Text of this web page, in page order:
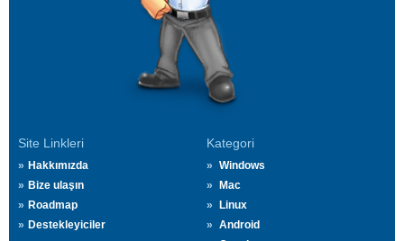
Site Linkleri
Hakkımızda
Bize ulaşın
Roadmap
Destekleyiciler
Kategori
Windows
Mac
Linux
Android